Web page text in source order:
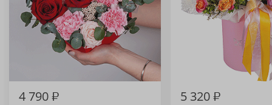
4 790₽ 5 320₽